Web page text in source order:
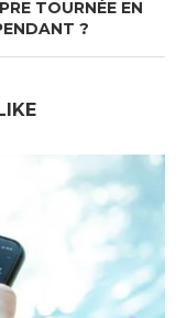
TOURNÉE EN
?